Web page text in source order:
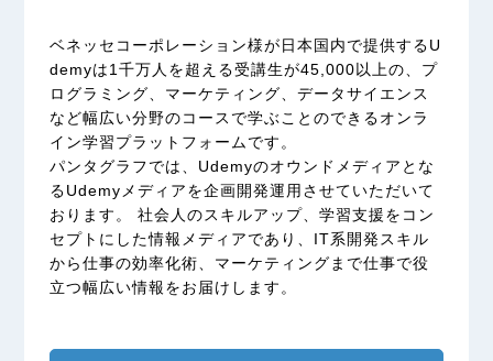
ベネッセコーポレーション様が日本国内で提供するU
demyは1千万人を超える受講生が45,000以上の、プ
ログラミング、マーケティング、データサイエンス
など幅広い分野のコースで学ぶことのできるオンラ
イン学習プラットフォームです。
パンタグラフでは、Udemyのオウンドメディアとな
るUdemyメディアを企画開発運用させていただいて
おります。 社会人のスキルアップ、学習支援をコン
セプトにした情報メディアであり、IT系開発スキル
から仕事の効率化術、マーケティングまで仕事で役
立つ幅広い情報をお届けします。